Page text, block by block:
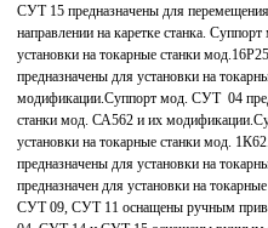
СУТ 15 предназначены для
направлении на каретке станка. Суппорт
установки на токарные станки
предназначены для установки на
модификации. Суппорт мод. СУТ 04
станки мод. СА562 и их модификации.
установки на токарные станки мод. 1К62.
предназначены для установки на
предназначен для установки на
СУТ 09, СУТ 11 оснащены ручным